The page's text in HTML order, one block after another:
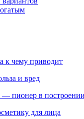
к чему приводит
и вред
пионер в
для лица